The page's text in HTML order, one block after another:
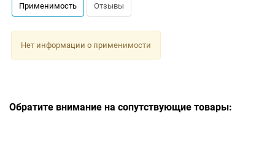
Применимость Отзывы
Нет информации о применимости
Обратите внимание на сопутствующие товары: